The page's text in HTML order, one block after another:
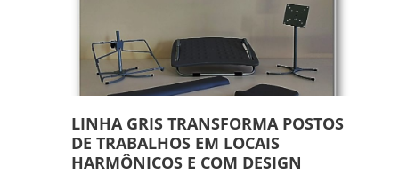
LINHA GRIS TRANSFORMA POSTOS
DE TRABALHOS EM LOCAIS
HARMÔNICOS E COM DESIGN